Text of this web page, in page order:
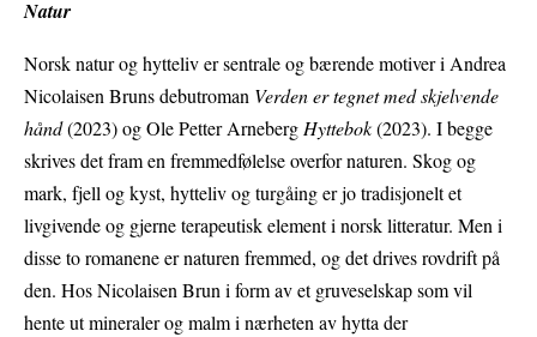
Natur
Norsk natur og hytteliv er sentrale og bærende motiver i Andrea
Nicolaisen Bruns debutroman Verden er tegnet med skjelvende
hånd(2023) og Ole Petter ArnebergHyttebok(2023). I begge
skrives det fram en fremmedfølelse overfor naturen. Skog og
mark, fjell og kyst, hytteliv og turgåing er jo tradisjonelt et
livgivende og gjerne terapeutisk element i norsk litteratur. Men i
disse to romanene er naturen fremmed, og det drives rovdrift på
den. Hos Nicolaisen Brun i form av et gruveselskap som vil
hente ut mineraler og malm i nærheten av hytta der